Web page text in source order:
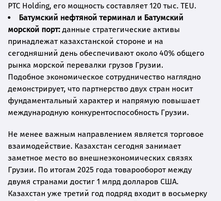
PTC Holding, его мощность составляет 120 тыс. TEU.
Батумский нефтяной терминал и Батумский
морской порт: данные стратегические активы
принадлежат казахстанской стороне и на
сегодняшний день обеспечивают около 40% общего
рынка морской перевалки грузов Грузии.
Подобное экономическое сотрудничество наглядно
демонстрирует, что партнерство двух стран носит
фундаментальный характер и напрямую повышает
международную конкурентоспособность Грузии.
Не менее важным направлением является торговое
взаимодействие. Казахстан сегодня занимает
заметное место во внешнеэкономических связях
Грузии. По итогам 2025 года товарооборот между
двумя странами достиг 1 млрд долларов США.
Казахстан уже третий год подряд входит в восьмерку